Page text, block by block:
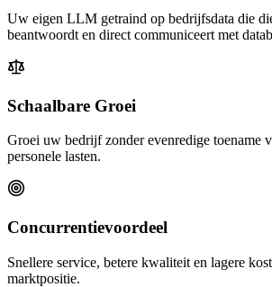
Uw eigen LLM getraind op bedrijfsdata die
beantwoordt en direct communiceert met
Schaalbare Groei
Groei uw bedrijf zonder evenredige toename
personele lasten.
Concurrentievoordeel
Snellere service, betere kwaliteit en lagere
marktpositie.